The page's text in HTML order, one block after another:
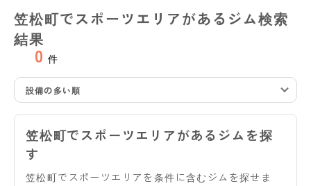
笠松町でスポーツエリアがあるジム検索
結果
0 件
設備の多い順
笠松町でスポーツエリアがあるジムを探
す
笠松町でスポーツエリアを条件に含むジムを探せま